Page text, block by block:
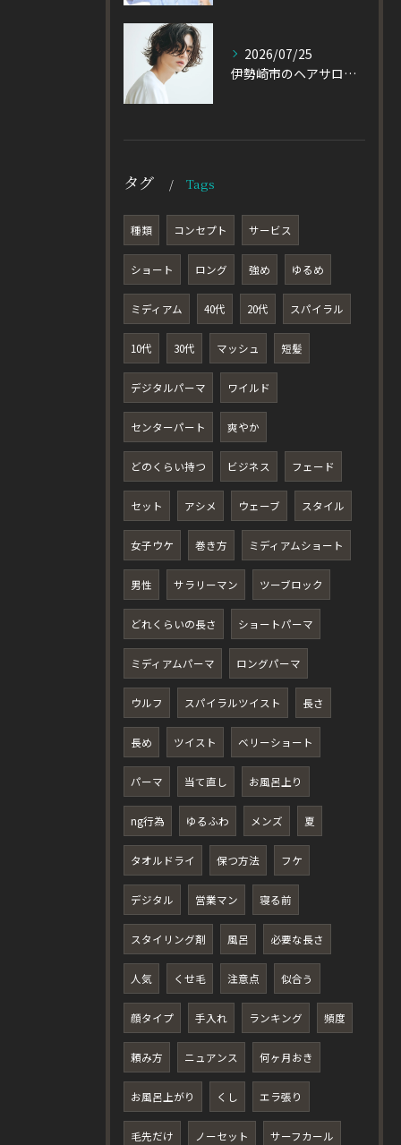
2026/07/25
伊勢崎市のヘアサロン発！黒髪でも重たく見えない大人パーマとは
タグ Tags
種類 コンセプト サービス
ショート ロング 強め ゆるめ
ミディアム 40代 20代 スパイラル
10代 30代 マッシュ 短髪
デジタルパーマ ワイルド
センターパート 爽やか
どのくらい持つ ビジネス フェード
セット アシメ ウェーブ スタイル
女子ウケ 巻き方 ミディアムショート
男性 サラリーマン ツーブロック
どれくらいの長さ ショートパーマ
ミディアムパーマ ロングパーマ
ウルフ スパイラルツイスト 長さ
長め ツイスト ベリーショート
パーマ 当て直し お風呂上り
ng行為 ゆるふわ メンズ 夏
タオルドライ 保つ方法 フケ
デジタル 営業マン 寝る前
スタイリング剤 風呂 必要な長さ
人気 くせ毛 注意点 似合う
顔タイプ 手入れ ランキング 頻度
頼み方 ニュアンス 何ヶ月おき
お風呂上がり くし エラ張り
毛先だけ ノーセット サーフカール